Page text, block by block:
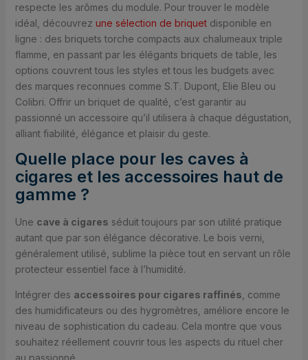
respecte les arômes du module. Pour trouver le modèle
idéal, découvrez une sélection de briquetdisponible en
ligne : des briquets torche compacts aux chalumeaux triple
flamme, en passant par les élégants briquets de table, les
options couvrent tous les styles et tous les budgets avec
des marques reconnues comme S.T. Dupont, Elie Bleu ou
Colibri. Offrir un briquet de qualité, c’est garantir au
passionné un accessoire qu’il utilisera à chaque dégustation,
alliant fiabilité, élégance et plaisir du geste.
Quelle place pour les caves à
cigares et les accessoires haut de
gamme ?
Une cave à cigares séduit toujours par son utilité pratique
autant que par son élégance décorative. Le bois verni,
généralement utilisé, sublime la pièce tout en servant un rôle
protecteur essentiel face à l’humidité.
Intégrer des accessoires pour cigares raffinés , comme
des humidificateurs ou des hygromètres, améliore encore le
niveau de sophistication du cadeau. Cela montre que vous
souhaitez réellement couvrir tous les aspects du rituel cher